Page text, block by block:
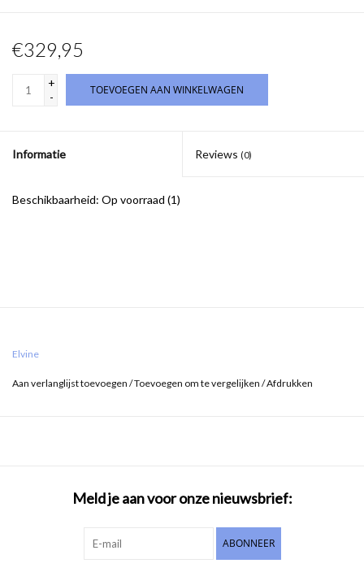
€329,95
+
-
TOEVOEGEN AAN WINKELWAGEN
Informatie Reviews (0)
Beschikbaarheid: Op voorraad (1)
Elvine
Aan verlanglijst toevoegen /Toevoegen om te vergelijken /Afdrukken
Meld je aan voor onze nieuwsbrief:
ABONNEER